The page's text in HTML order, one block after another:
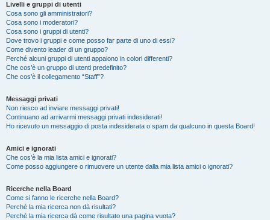
Livelli e gruppi di utenti
Cosa sono gli amministratori?
Cosa sono i moderatori?
Cosa sono i gruppi di utenti?
Dove trovo i gruppi e come posso far parte di uno di essi?
Come divento leader di un gruppo?
Perché alcuni gruppi di utenti appaiono in colori differenti?
Che cos’è un gruppo di utenti predefinito?
Che cos’è il collegamento “Staff”?
Messaggi privati
Non riesco ad inviare messaggi privati!
Continuano ad arrivarmi messaggi privati indesiderati!
Ho ricevuto un messaggio di posta indesiderata o spam da qualcuno in questa Board!
Amici e ignorati
Che cos’è la mia lista amici e ignorati?
Come posso aggiungere o rimuovere un utente dalla mia lista amici o ignorati?
Ricerche nella Board
Come si fanno le ricerche nella Board?
Perché la mia ricerca non dà risultati?
Perché la mia ricerca dà come risultato una pagina vuota?